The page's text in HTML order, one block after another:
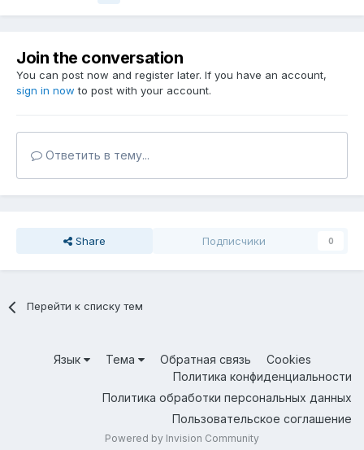
Join the conversation
You can post now and register later. If you have an account,
sign in now to post with your account.
Ответить в тему...
Share Подписчики 0
Перейти к списку тем
Язык Тема Обратная связь
Cookies
Политика конфиденциальности
Политика обработки персональных данных
Пользовательское соглашение
Powered by Invision Community